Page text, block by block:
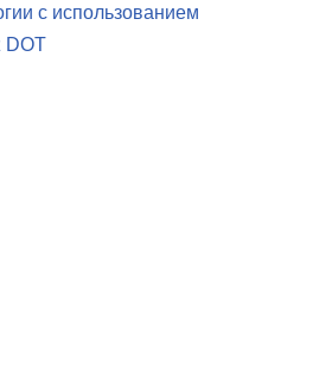
с использованием
DOT